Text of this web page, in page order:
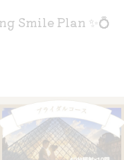
Smile Plan ✨💍